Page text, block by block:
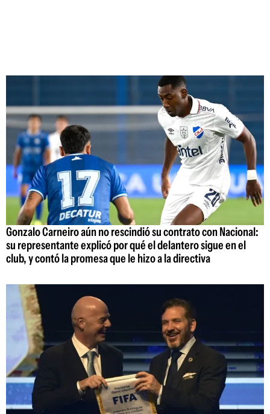
Gonzalo Carneiro aún no rescindió su contrato con Nacional:
su representante explicó por qué el delantero sigue en el
club, y contó la promesa que le hizo a la directiva